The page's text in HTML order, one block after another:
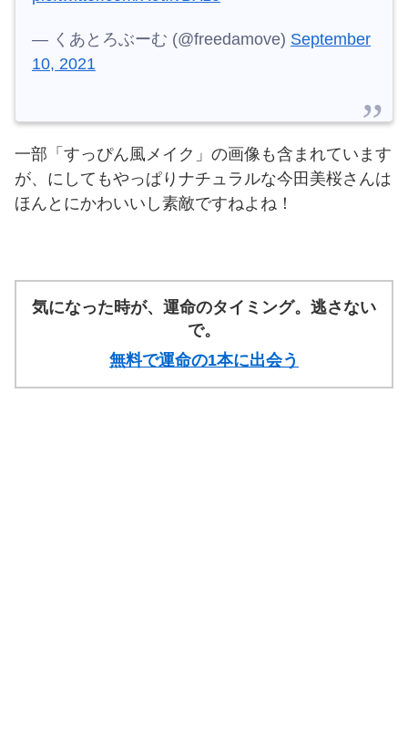
— くあとろぶーむ (@freedamove) September
10, 2021
一部「すっぴん風メイク」の画像も含まれています
が、にしてもやっぱりナチュラルな今田美桜さんは
ほんとにかわいいし素敵ですねよね！
気になった時が、運命のタイミング。逃さない
で。
無料で運命の1本に出会う